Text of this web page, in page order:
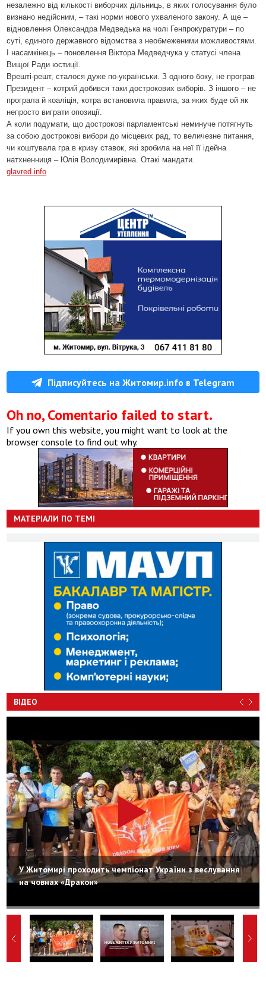
незалежно від кількості виборчих дільниць, в яких голосування було
визнано недійсним, – такі норми нового ухваленого закону. А ще –
відновлення Олександра Медведька на чолі Генпрокуратури – по
суті, єдиного державного відомства з необмеженими можливостями.
І насамкінець – поновлення Віктора Медведчука у статусі члена
Вищої Ради юстиції.
Врешті-решт, сталося дуже по-українськи. З одного боку, не програв
Президент – котрий добився таки дострокових виборів. З іншого – не
програла й коаліція, котра встановила правила, за яких буде ой як
непросто виграти опозиції.
А коли подумати, що дострокові парламентські неминуче потягнуть
за собою дострокові вибори до місцевих рад, то величезне питання,
чи коштувала гра в кризу ставок, які зробила на неї її ідейна
натхненниця – Юлія Володимирівна. Отакі мандати.
glavred.info
Підписуйтесь на Житомир.info в Telegram
Oh no, Comentario failed to start.
If you own this website, you might want to look at the
browser console to find out why.
МАТЕРІАЛИ ПО ТЕМІ
ВІДЕО
У Житомирі проходить чемпіонат України з веслування
на човнах «Дракон»